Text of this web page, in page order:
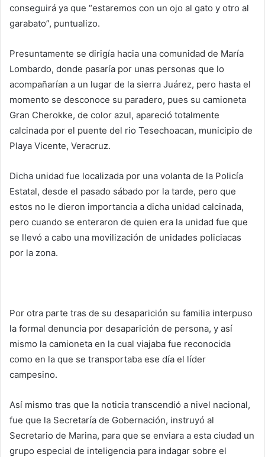
conseguirá ya que “estaremos con un ojo al gato y otro al
garabato”, puntualizo.
Presuntamente se dirigía hacia una comunidad de María
Lombardo, donde pasaría por unas personas que lo
acompañarían a un lugar de la sierra Juárez, pero hasta el
momento se desconoce su paradero, pues su camioneta
Gran Cherokke, de color azul, apareció totalmente
calcinada por el puente del rio Tesechoacan, municipio de
Playa Vicente, Veracruz.
Dicha unidad fue localizada por una volanta de la Policía
Estatal, desde el pasado sábado por la tarde, pero que
estos no le dieron importancia a dicha unidad calcinada,
pero cuando se enteraron de quien era la unidad fue que
se llevó a cabo una movilización de unidades policiacas
por la zona.
Por otra parte tras de su desaparición su familia interpuso
la formal denuncia por desaparición de persona, y así
mismo la camioneta en la cual viajaba fue reconocida
como en la que se transportaba ese día el líder
campesino.
Así mismo tras que la noticia transcendió a nivel nacional,
fue que la Secretaría de Gobernación, instruyó al
Secretario de Marina, para que se enviara a esta ciudad un
grupo especial de inteligencia para indagar sobre el